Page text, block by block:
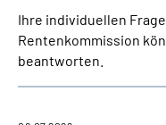
Ihre individuellen
Rentenkommission
beantworten.